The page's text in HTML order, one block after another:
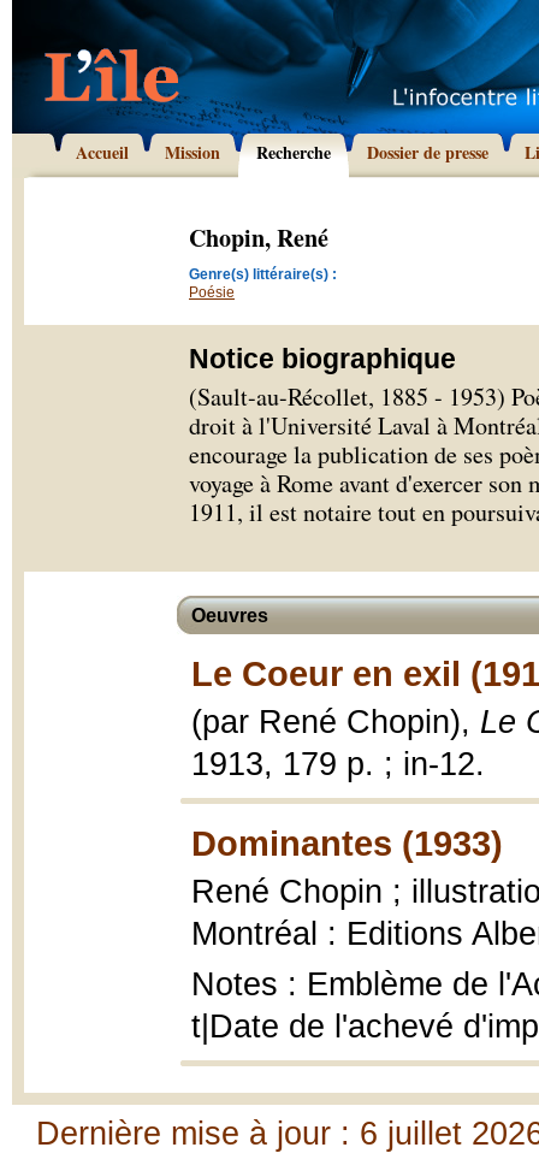
Accueil Mission Recherche Dossier de presse
Chopin, René
Genre(s) littéraire(s) :
Poésie
Notice biographique
(Sault-au-Récollet, 1885 - 1953)
droit à l'Université Laval à
encourage la publication de ses
voyage à Rome avant d'exercer
1911, il est notaire tout en
Oeuvres
Le Coeur en exil
(par René Chopin), Le
1913, 179 p. ; in-12.
Dominantes (1933)
René Chopin ;
Montréal : Editions
Notes : Emblème de
t|Date de l'achevé
Dernière mise à jour : 6 juillet